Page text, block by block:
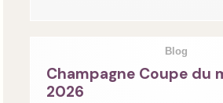
Blog
Champagne Coupe du
2026